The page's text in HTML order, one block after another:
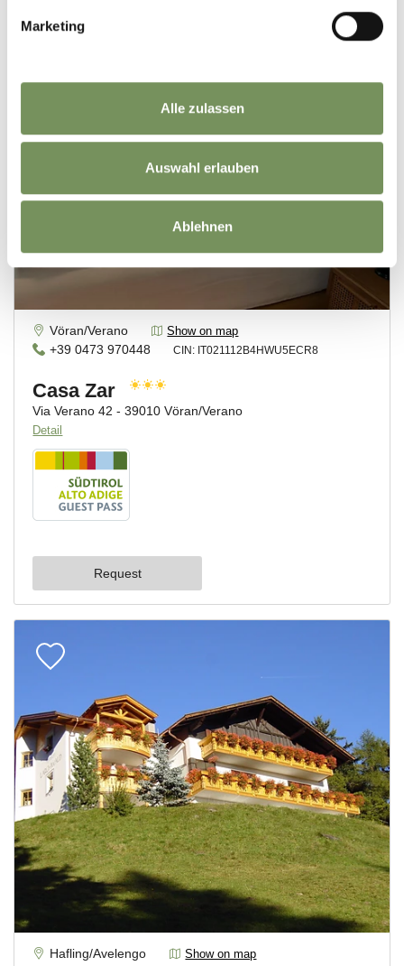
Marketing
Alle zulassen
Auswahl erlauben
Ablehnen